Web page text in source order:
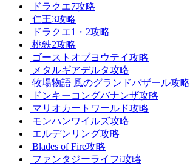
ドラクエ7攻略
仁王3攻略
ドラクエ1・2攻略
桃鉄2攻略
ゴーストオブヨウテイ攻略
メタルギアデルタ攻略
牧場物語 風のグランドバザール攻略
ドンキーコングバナンザ攻略
マリオカートワールド攻略
モンハンワイルズ攻略
エルデンリング攻略
Blades of Fire攻略
ファンタジーライフi攻略